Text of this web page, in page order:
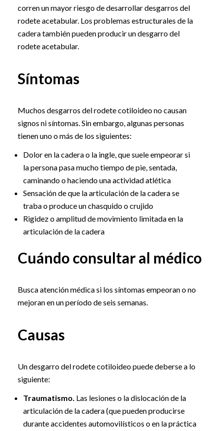
corren un mayor riesgo de desarrollar desgarros del
rodete acetabular. Los problemas estructurales de la
cadera también pueden producir un desgarro del
rodete acetabular.
Síntomas
Muchos desgarros del rodete cotiloideo no causan
signos ni síntomas. Sin embargo, algunas personas
tienen uno o más de los siguientes:
Dolor en la cadera o la ingle, que suele empeorar si
la persona pasa mucho tiempo de pie, sentada,
caminando o haciendo una actividad atlética
Sensación de que la articulación de la cadera se
traba o produce un chasquido o crujido
Rigidez o amplitud de movimiento limitada en la
articulación de la cadera
Cuándo consultar al médico
Busca atención médica si los síntomas empeoran o no
mejoran en un período de seis semanas.
Causas
Un desgarro del rodete cotiloideo puede deberse a lo
siguiente:
Traumatismo. Las lesiones o la dislocación de la
articulación de la cadera (que pueden producirse
durante accidentes automovilísticos o en la práctica